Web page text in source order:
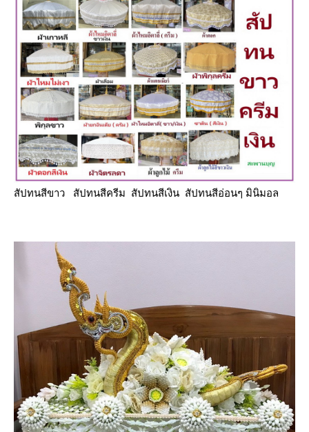
สัปทนสีขาว สัปทนสีครีม สัปทนสีเงิน สัปทนสีอ่อนๆ มินิมอล